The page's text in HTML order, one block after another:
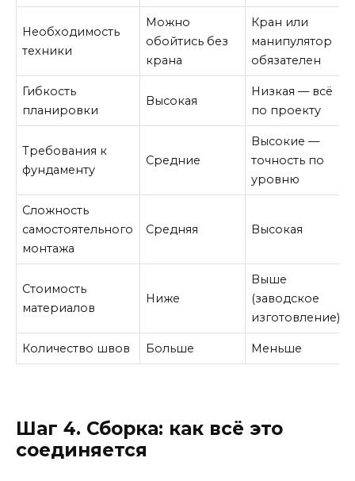
Необходимость
техники
Можно
обойтись без
крана
Кран или
манипулятор
обязателен
Гибкость
планировки
Высокая
Низкая — всё
по проекту
Требования к
фундаменту
Средние
Высокие —
точность по
уровню
Сложность
самостоятельного
монтажа
Средняя Высокая
Стоимость
материалов
Ниже
Выше
(заводское
изготовление)
Количество швов Больше Меньше
Шаг 4. Сборка: как всё это
соединяется